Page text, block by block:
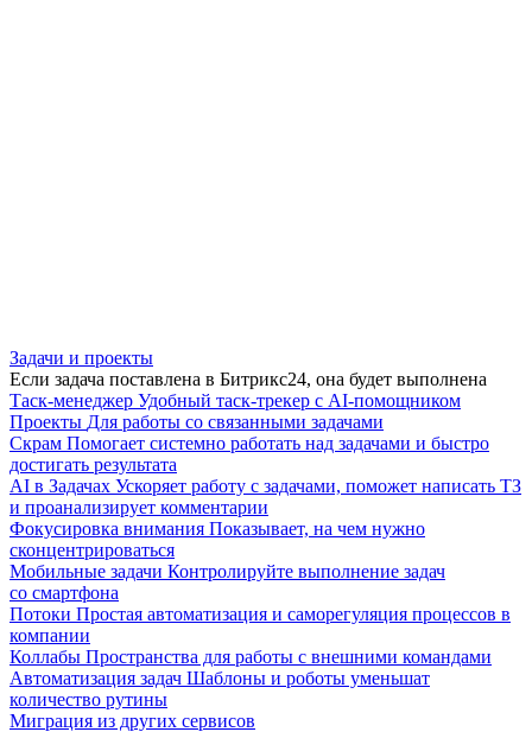
Задачи и проекты
Если задача поставлена в Битрикс24, она будет выполнена
Таск-менеджер Удобный таск-трекер с AI-помощником
Проекты Для работы со связанными задачами
Скрам Помогает системно работать над задачами и быстро
достигать результата
AI в Задачах Ускоряет работу с задачами, поможет написать ТЗ
и проанализирует комментарии
Фокусировка внимания Показывает, на чем нужно
сконцентрироваться
Мобильные задачи Контролируйте выполнение задач
со смартфона
Потоки Простая автоматизация и саморегуляция процессов в
компании
Коллабы Пространства для работы с внешними командами
Автоматизация задач Шаблоны и роботы уменьшат
количество рутины
Миграция из других сервисов